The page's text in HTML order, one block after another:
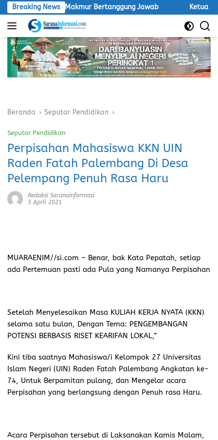
Langsung
ke
konten
Breaking News
Inti Agro Makmur Bertanggung Jawab Ketua LSM
Beranda Seputar Pendidikan
Seputar Pendidikan
Perpisahan Mahasiswa KKN UIN
Raden Fatah Palembang Di Desa
Pelempang Penuh Rasa Haru
Redaksi Saranainformasi
3 April 2021
MUARAENIM//si.com – Benar, bak Kata Pepatah, setiap
ada Pertemuan pasti ada Pula yang Namanya Perpisahan
Setelah Menyelesaikan Masa KULIAH KERJA NYATA (KKN)
selama satu bulan, Dengan Tema: PENGEMBANGAN
POTENSI BERBASIS RISET KEARIFAN LOKAL,”
Kini tiba saatnya Mahasiswa/i Kelompok 27 Universitas
Islam Negeri (UIN) Raden Fatah Palembang Angkatan ke-
74, Untuk Berpamitan pulang, dan Mengelar acara
Perpisahan yang berlangsung dengan Penuh rasa Haru.
Acara Perpisahan tersebut di Laksanakan Kamis Malam,